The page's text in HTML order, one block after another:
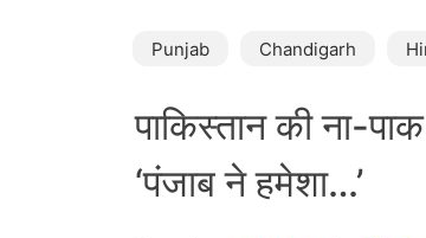
Punjab Chandigarh
पाकिस्तान की ना-
‘पंजाब ने हमेशा…’